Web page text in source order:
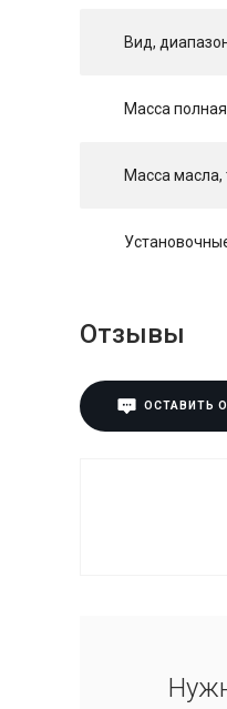
Вид,
Масса
Масса масла,
Отзывы
ОСТАВИТЬ